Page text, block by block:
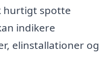
hurtigt spotte
indikere
elinstallationer og